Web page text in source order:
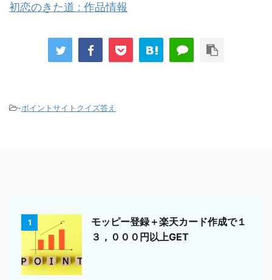
初恋のきた道 : 作品情報
-ポイントサイトクイズ答え
1
モッピー登録＋楽天カード作成で１
３，０００円以上GET